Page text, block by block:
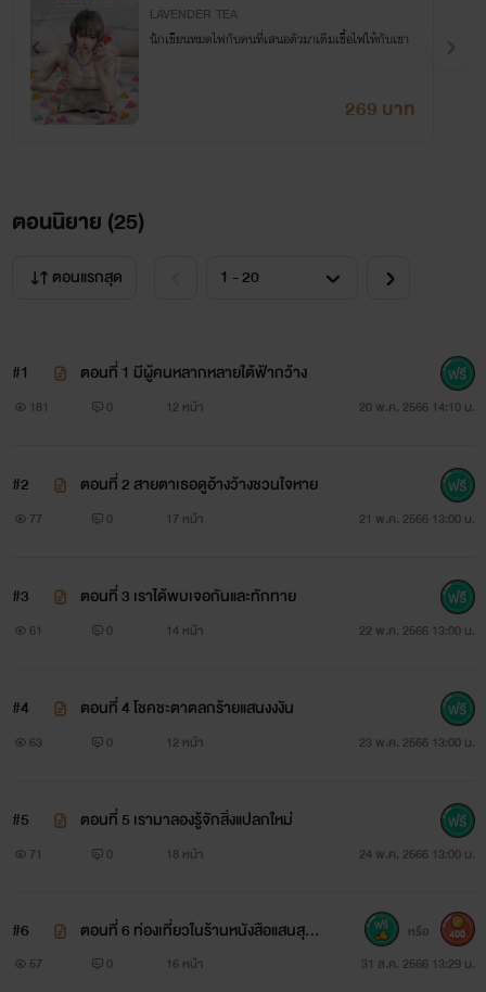
LAVENDER TEA
นักเขียนหมดไฟกับคนที่เสนอตัวมาเติมเชื้อไฟให้กับเขา
269 บาท
ตอนนิยาย (25)
ตอนแรกสุด
#1 ตอนที่ 1 มีผู้คนหลากหลายใต้ฟ้ากว้าง
181 0 12 หน้า 20 พ.ค. 2566 14:10 น.
#2 ตอนที่ 2 สายตาเธอดูอ้างว้างชวนใจหาย
77 0 17 หน้า 21 พ.ค. 2566 13:00 น.
#3 ตอนที่ 3 เราได้พบเจอกันและทักทาย
61 0 14 หน้า 22 พ.ค. 2566 13:00 น.
#4 ตอนที่ 4 โชคชะตาตลกร้ายแสนงงงัน
63 0 12 หน้า 23 พ.ค. 2566 13:00 น.
#5 ตอนที่ 5 เรามาลองรู้จักสิ่งแปลกใหม่
71 0 18 หน้า 24 พ.ค. 2566 13:00 น.
#6
ตอนที่ 6 ท่องเที่ยวในร้านหนังสือแสนสุข
สันต์
57 0 16 หน้า 31 ส.ค. 2566 13:29 น.
หรือ 400